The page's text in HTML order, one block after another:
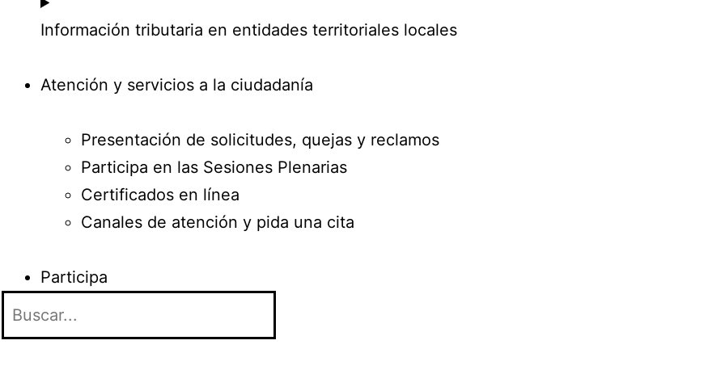
Información tributaria en entidades territoriales locales
Atención y servicios a la ciudadanía
Presentación de solicitudes, quejas y reclamos
Participa en las Sesiones Plenarias
Certificados en línea
Canales de atención y pida una cita
Participa